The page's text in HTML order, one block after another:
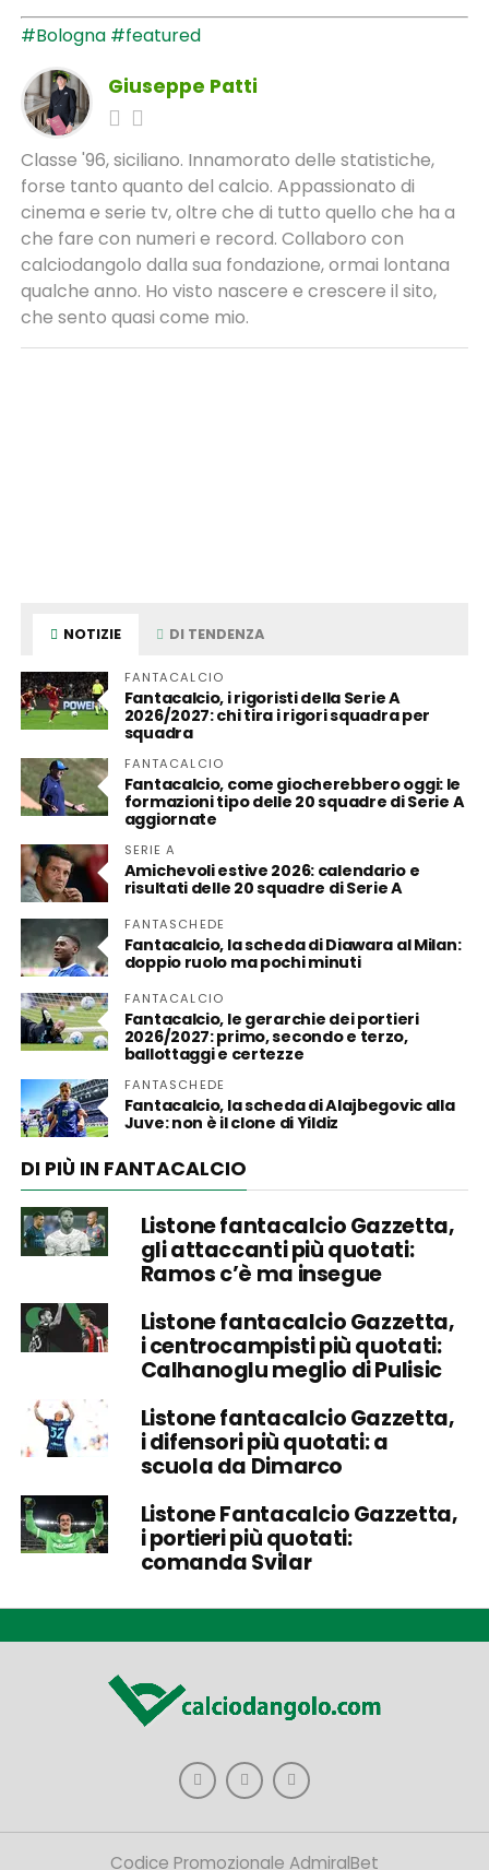
#Bologna #featured
Giuseppe Patti
Classe '96, siciliano. Innamorato delle statistiche,
forse tanto quanto del calcio. Appassionato di
cinema e serie tv, oltre che di tutto quello che ha a
che fare con numeri e record. Collaboro con
calciodangolo dalla sua fondazione, ormai lontana
qualche anno. Ho visto nascere e crescere il sito,
che sento quasi come mio.
NOTIZIE DI TENDENZA
FANTACALCIO
Fantacalcio, i rigoristi della Serie A
2026/2027: chi tira i rigori squadra per
squadra
FANTACALCIO
Fantacalcio, come giocherebbero oggi: le
formazioni tipo delle 20 squadre di Serie A
aggiornate
SERIE A
Amichevoli estive 2026: calendario e
risultati delle 20 squadre di Serie A
FANTASCHEDE
Fantacalcio, la scheda di Diawara al Milan:
doppio ruolo ma pochi minuti
FANTACALCIO
Fantacalcio, le gerarchie dei portieri
2026/2027: primo, secondo e terzo,
ballottaggi e certezze
FANTASCHEDE
Fantacalcio, la scheda di Alajbegovic alla
Juve: non è il clone di Yildiz
DI PIÙ IN FANTACALCIO
Listone fantacalcio Gazzetta,
gli attaccanti più quotati:
Ramos c’è ma insegue
Listone fantacalcio Gazzetta,
i centrocampisti più quotati:
Calhanoglu meglio di Pulisic
Listone fantacalcio Gazzetta,
i difensori più quotati: a
scuola da Dimarco
Listone Fantacalcio Gazzetta,
i portieri più quotati:
comanda Svilar
Codice Promozionale AdmiralBet